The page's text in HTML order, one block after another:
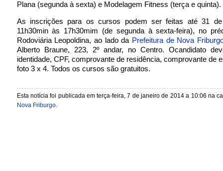
Plana (segunda à sexta) e Modelagem Fitness (terça e quinta).
As inscrições para os cursos podem ser feitas até 31
11h30min às 17h30mim (de segunda à sexta-feira), no
Rodoviária Leopoldina, ao lado da Prefeitura de Nova
Alberto Braune, 223, 2º andar, no Centro. Ocandidato
identidade, CPF, comprovante de residência, comprovante de
foto 3 x 4. Todos os cursos são gratuitos.
Esta notícia foi publicada em terça-feira, 7 de janeiro de 2014 a 10:06 na
Nova Friburgo.